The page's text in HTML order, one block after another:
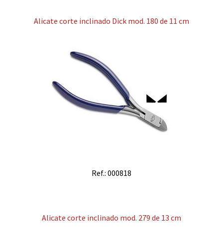
Alicate corte inclinado Dick mod. 180 de 11 cm
Ref.: 000818
Alicate corte inclinado mod. 279 de 13 cm